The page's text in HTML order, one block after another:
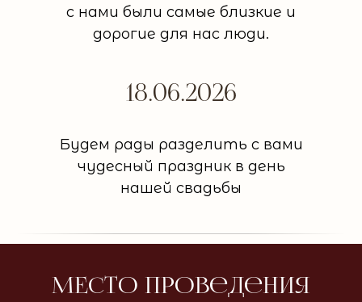
18.06.2026
Будем рады разделить с вами
чудесный праздник в день
нашей свадьбы
с нами были самые близкие и
дорогие для нас люди.
МЕсто Проведения